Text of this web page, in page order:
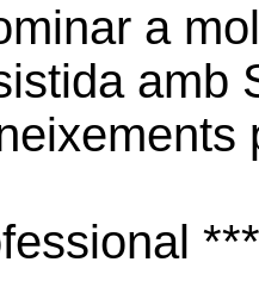
a
amb
***